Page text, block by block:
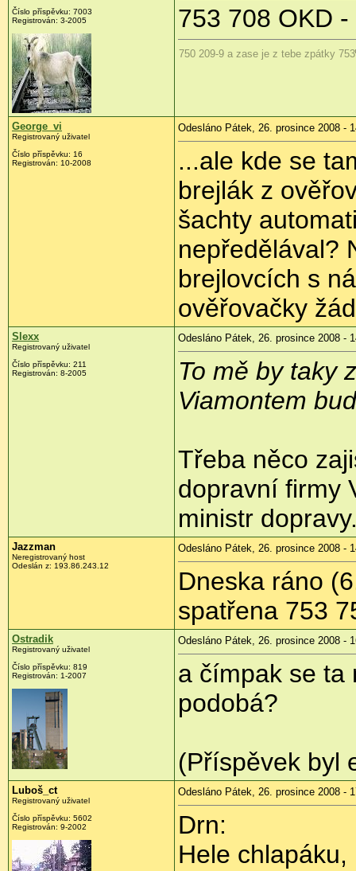
Číslo příspěvku: 7003
Registrován: 3-2005 753 708 OKD
750 209-9 a zase je z tebe zpátky 753
George_vi
Registrovaný uživatel
Číslo příspěvku: 16
Registrován: 10-2008
Odesláno Pátek, 26. prosince 2008 -
...ale kde se
brejlák z
šachty
nepředělával?
brejlovcích s
ověřovačky
Slexx
Registrovaný uživatel
Číslo příspěvku: 211
Registrován: 8-2005
Odesláno Pátek, 26. prosince 2008 -
To mě by taky
Viamontem
Třeba něco
dopravní firmy
ministr
Jazzman
Neregistrovaný host
Odeslán z: 193.86.243.12
Odesláno Pátek, 26. prosince 2008 -
Dneska ráno
spatřena 753
Ostradik
Registrovaný uživatel
Číslo příspěvku: 819
Registrován: 1-2007
Odesláno Pátek, 26. prosince 2008 -
a čímpak se ta
podobá?
(Příspěvek byl
Luboš_ct
Registrovaný uživatel
Číslo příspěvku: 5602
Registrován: 9-2002
Odesláno Pátek, 26. prosince 2008 -
Drn:
Hele